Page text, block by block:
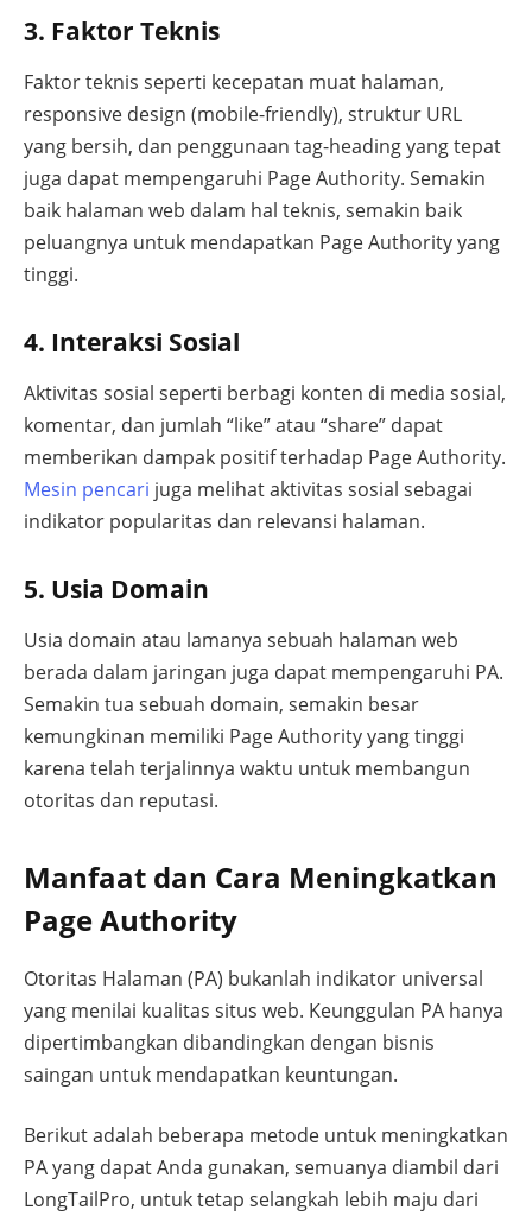
3. Faktor Teknis
Faktor teknis seperti kecepatan muat halaman,
responsive design (mobile-friendly), struktur URL
yang bersih, dan penggunaan tag-heading yang tepat
juga dapat mempengaruhi Page Authority. Semakin
baik halaman web dalam hal teknis, semakin baik
peluangnya untuk mendapatkan Page Authority yang
tinggi.
4. Interaksi Sosial
Aktivitas sosial seperti berbagi konten di media sosial,
komentar, dan jumlah “like” atau “share” dapat
memberikan dampak positif terhadap Page Authority.
Mesin pencari juga melihat aktivitas sosial sebagai
indikator popularitas dan relevansi halaman.
5. Usia Domain
Usia domain atau lamanya sebuah halaman web
berada dalam jaringan juga dapat mempengaruhi PA.
Semakin tua sebuah domain, semakin besar
kemungkinan memiliki Page Authority yang tinggi
karena telah terjalinnya waktu untuk membangun
otoritas dan reputasi.
Manfaat dan Cara Meningkatkan
Page Authority
Otoritas Halaman (PA) bukanlah indikator universal
yang menilai kualitas situs web. Keunggulan PA hanya
dipertimbangkan dibandingkan dengan bisnis
saingan untuk mendapatkan keuntungan.
Berikut adalah beberapa metode untuk meningkatkan
PA yang dapat Anda gunakan, semuanya diambil dari
LongTailPro, untuk tetap selangkah lebih maju dari